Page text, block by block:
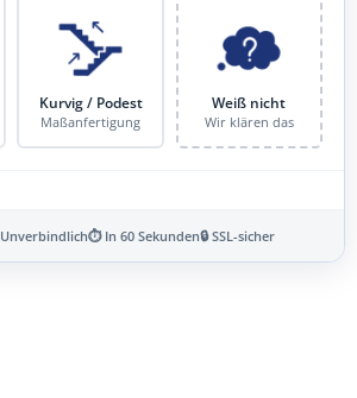
Kurvig / Podest
Maßanfertigung
Weiß nicht
Wir klären das
Unverbindlich⏱ In 60 Sekunden🔒 SSL-sicher